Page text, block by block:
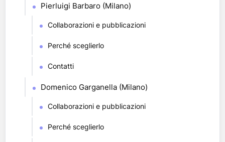
Pierluigi Barbaro (Milano)
Collaborazioni e pubblicazioni
Perché sceglierlo
Contatti
Domenico Garganella (Milano)
Collaborazioni e pubblicazioni
Perché sceglierlo